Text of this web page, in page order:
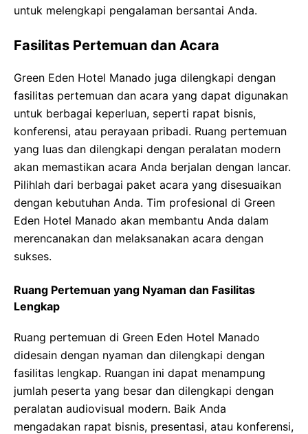
untuk melengkapi pengalaman bersantai Anda.
Fasilitas Pertemuan dan Acara
Green Eden Hotel Manado juga dilengkapi dengan
fasilitas pertemuan dan acara yang dapat digunakan
untuk berbagai keperluan, seperti rapat bisnis,
konferensi, atau perayaan pribadi. Ruang pertemuan
yang luas dan dilengkapi dengan peralatan modern
akan memastikan acara Anda berjalan dengan lancar.
Pilihlah dari berbagai paket acara yang disesuaikan
dengan kebutuhan Anda. Tim profesional di Green
Eden Hotel Manado akan membantu Anda dalam
merencanakan dan melaksanakan acara dengan
sukses.
Ruang Pertemuan yang Nyaman dan Fasilitas
Lengkap
Ruang pertemuan di Green Eden Hotel Manado
didesain dengan nyaman dan dilengkapi dengan
fasilitas lengkap. Ruangan ini dapat menampung
jumlah peserta yang besar dan dilengkapi dengan
peralatan audiovisual modern. Baik Anda
mengadakan rapat bisnis, presentasi, atau konferensi,